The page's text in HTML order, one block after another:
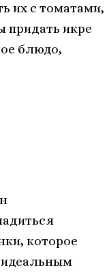
их с томатами,
придать икре
блюдо,
которое
идеальным